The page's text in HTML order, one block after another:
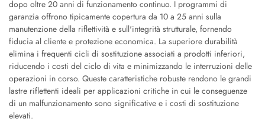
dopo oltre 20 anni di funzionamento continuo. I programmi di
garanzia offrono tipicamente copertura da 10 a 25 anni sulla
manutenzione della riflettività e sull'integrità strutturale, fornendo
fiducia al cliente e protezione economica. La superiore durabilità
elimina i frequenti cicli di sostituzione associati a prodotti inferiori,
riducendo i costi del ciclo di vita e minimizzando le interruzioni delle
operazioni in corso. Queste caratteristiche robuste rendono le grandi
lastre riflettenti ideali per applicazioni critiche in cui le conseguenze
di un malfunzionamento sono significative e i costi di sostituzione
elevati.